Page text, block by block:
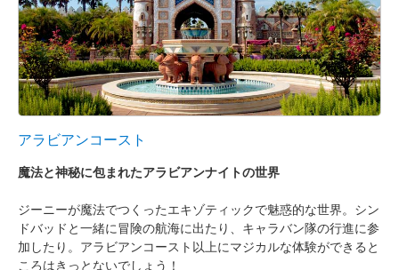
アラビアンコースト
魔法と神秘に包まれたアラビアンナイトの世界
ジーニーが魔法でつくったエキゾティックで魅惑的な世界。シン
ドバッドと一緒に冒険の航海に出たり、キャラバン隊の行進に参
加したり。アラビアンコースト以上にマジカルな体験ができると
ころはきっとないでしょう！